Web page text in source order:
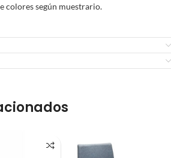
colores según muestrario.